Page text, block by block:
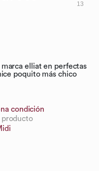
13
elliat en perfectas
poquito más chico
condición
producto